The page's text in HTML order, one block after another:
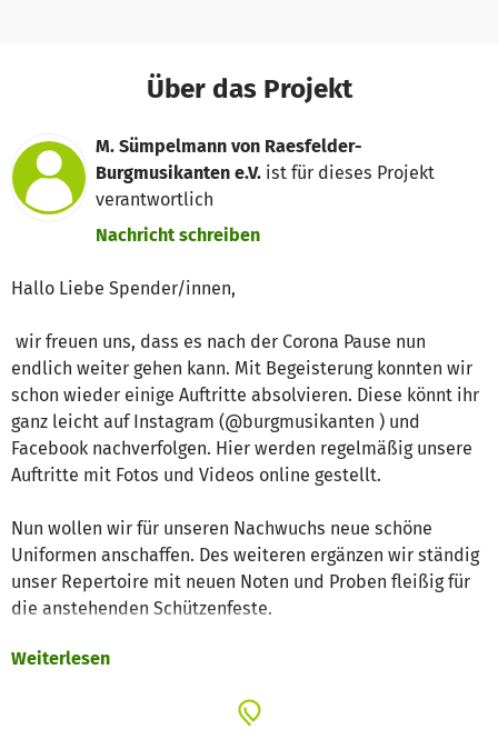
Über das Projekt
M. Sümpelmann von Raesfelder-
Burgmusikanten e.V. ist für dieses Projekt
verantwortlich
Nachricht schreiben
Hallo Liebe Spender/innen,
wir freuen uns, dass es nach der Corona Pause nun
endlich weiter gehen kann. Mit Begeisterung konnten wir
schon wieder einige Auftritte absolvieren. Diese könnt ihr
ganz leicht auf Instagram (@burgmusikanten ) und
Facebook nachverfolgen. Hier werden regelmäßig unsere
Auftritte mit Fotos und Videos online gestellt.
Nun wollen wir für unseren Nachwuchs neue schöne
Uniformen anschaffen. Des weiteren ergänzen wir ständig
unser Repertoire mit neuen Noten und Proben fleißig für
die anstehenden Schützenfeste.
All das ist durch Ihre Unterstützung möglich. Vielen Dank
Weiterlesen